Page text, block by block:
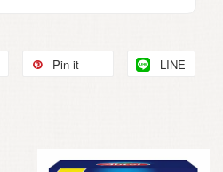
Pin it LINE